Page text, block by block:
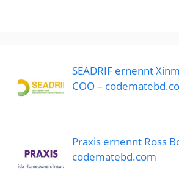
SEADRIF ernennt
COO –
Praxis ernennt Ross
codematebd.com